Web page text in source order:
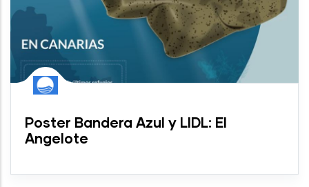
Poster Bandera Azul y LIDL: El
Angelote